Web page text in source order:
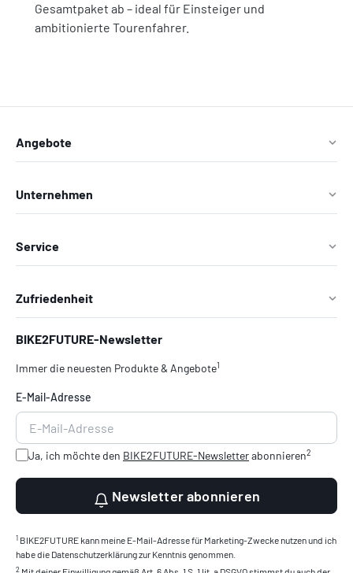
Gesamtpaket ab – ideal für Einsteiger und
ambitionierte Tourenfahrer.
Angebote
Unternehmen
Service
Zufriedenheit
BIKE2FUTURE-Newsletter
Immer die neuesten Produkte & Angebote1
E-Mail-Adresse
Ja, ich möchte den BIKE2FUTURE-Newsletterabonnieren2
Newsletter abonnieren
1 BIKE2FUTURE kann meine E-Mail-Adresse für Marketing-Zwecke nutzen und ich
habe die Datenschutzerklärung zur Kenntnis genommen.
2